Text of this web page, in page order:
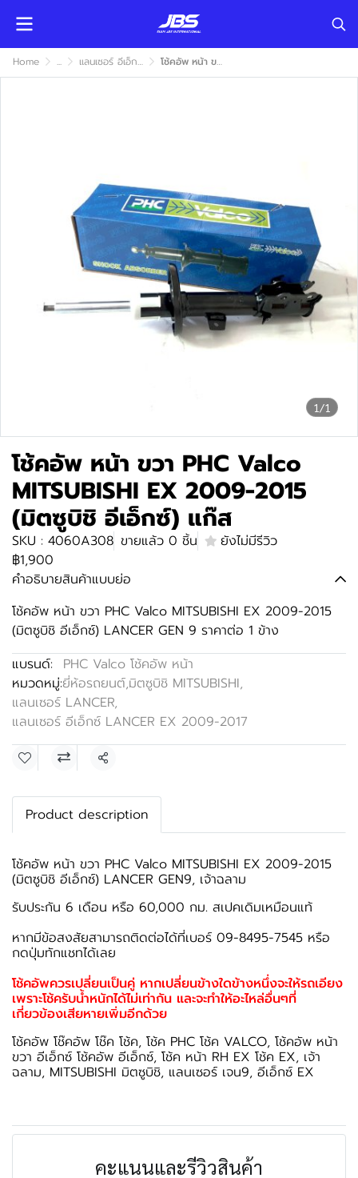
Home ... แลนเซอร์ อีเอ็กซ์ LANCER EX 2009-2017 โช้คอัพ หน้า ขวา PHC Valco MITSUBISHI EX 2009-2015 (มิตซูบิชิ อีเอ็กซ์) แก๊ส
1/1
โช้คอัพ หน้า ขวา PHC Valco
MITSUBISHI EX 2009-2015
(มิตซูบิชิ อีเอ็กซ์) แก๊ส
SKU : 4060A308 ขายแล้ว 0 ชิ้น
ยังไม่มีรีวิว
฿1,900
คำอธิบายสินค้าแบบย่อ
โช้คอัพ หน้า ขวา PHC Valco MITSUBISHI EX 2009-2015
(มิตซูบิชิ อีเอ็กซ์) LANCER GEN 9 ราคาต่อ 1 ข้าง
แบรนด์:
PHC Valco โช้คอัพ หน้า
หมวดหมู่:ยี่ห้อรถยนต์,มิตซูบิชิ MITSUBISHI,
แลนเซอร์ LANCER,
แลนเซอร์ อีเอ็กซ์ LANCER EX 2009-2017
แชร์
Product description
โช้คอัพ หน้า ขวา PHC Valco MITSUBISHI EX 2009-2015
(มิตซูบิชิ อีเอ็กซ์) LANCER GEN9, เจ้าฉลาม
รับประกัน 6 เดือน หรือ 60,000 กม. สเปคเดิมเหมือนแท้
หากมีข้อสงสัยสามารถติดต่อได้ที่เบอร์ 09-8495-7545 หรือ
กดปุ่มทักแชทได้เลย
โช้คอัพควรเปลี่ยนเป็นคู่ หากเปลี่ยนข้างใดข้างหนึ่งจะให้รถเอียง
เพราะโช้ครับน้ำหนักได้ไม่เท่ากัน และจะทำให้อะไหล่อื่นๆที่
เกี่ยวข้องเสียหายเพิ่มอีกด้วย
โช้คอัพ โช๊คอัพ โช๊ค โช้ค, โช้ค PHC โช้ค VALCO, โช้คอัพ หน้า
ขวา อีเอ็กซ์ โช้คอัพ อีเอ็กซ์, โช้ค หน้า RH EX โช้ค EX, เจ้า
ฉลาม, MITSUBISHI มิตซูบิชิ, แลนเซอร์ เจน9, อีเอ็กซ์ EX
คะแนนและรีวิวสินค้า